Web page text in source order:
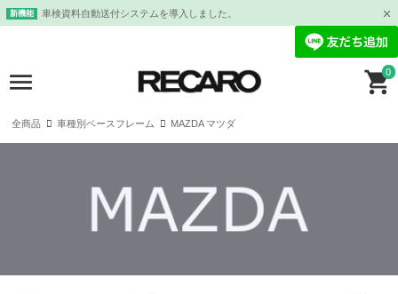
新機能 車検資料自動送付システムを導入しました。
0
全商品 車種別ベースフレーム MAZDA マツダ